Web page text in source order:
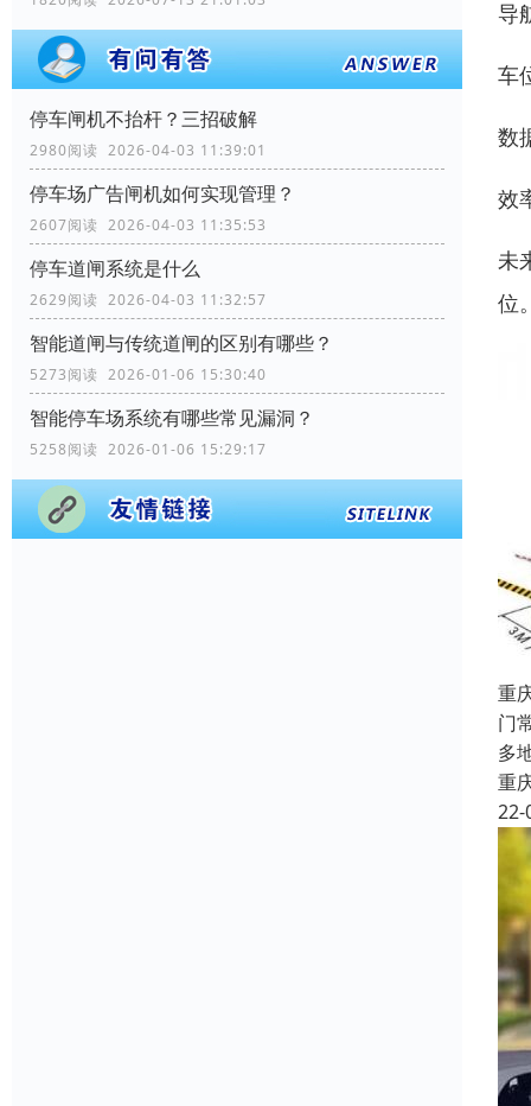
停车闸机不抬杆？三招破解
2980阅读 2026-04-03 11:39:01
停车场广告闸机如何实现管理？
2607阅读 2026-04-03 11:35:53
停车道闸系统是什么
2629阅读 2026-04-03 11:32:57
智能道闸与传统道闸的区别有哪些？
5273阅读 2026-01-06 15:30:40
智能停车场系统有哪些常见漏洞？
5258阅读 2026-01-06 15:29:17
导
车
数
效
未
位
重
门
多
重
22-